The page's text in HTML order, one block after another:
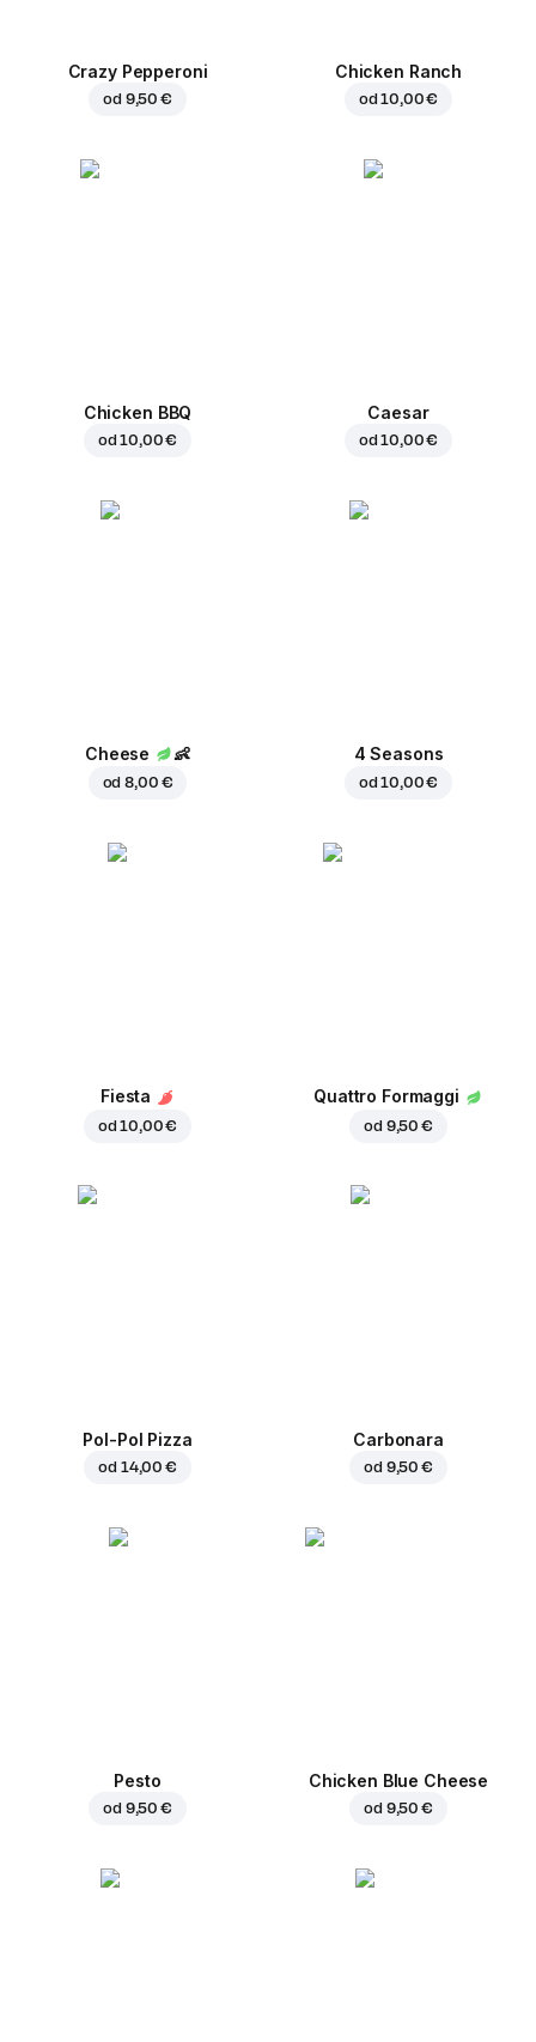
Crazy Pepperoni
od 9,50 €
Chicken Ranch
od10,00 €
Chicken BBQ
od10,00 €
Caesar
od10,00 €
Cheese 👶
od8,00 €
4 Seasons
od10,00 €
Fiesta
od10,00 €
Quattro Formaggi
od 9,50 €
Pol-Pol Pizza
od 14,00 €
Carbonara
od 9,50 €
Pesto
od 9,50 €
Chicken Blue Cheese
od 9,50 €